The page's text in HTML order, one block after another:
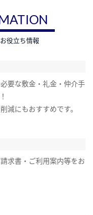
役立ち情報
要な敷金・礼金・仲介手
減にもおすすめです。
求書・ご利用案内等をお